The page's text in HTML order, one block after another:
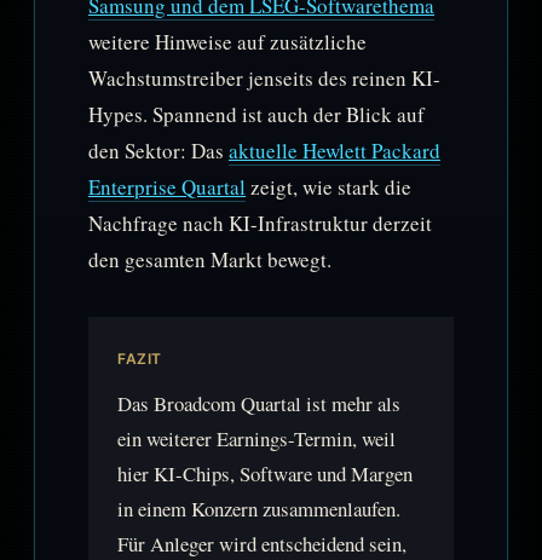
Samsung und dem LSEG-Softwarethema
weitere Hinweise auf zusätzliche
Wachstumstreiber jenseits des reinen KI-
Hypes. Spannend ist auch der Blick auf
den Sektor: Das aktuelle Hewlett Packard
Enterprise Quartal zeigt, wie stark die
Nachfrage nach KI-Infrastruktur derzeit
den gesamten Markt bewegt.
FAZIT
Das Broadcom Quartal ist mehr als
ein weiterer Earnings-Termin, weil
hier KI-Chips, Software und Margen
in einem Konzern zusammenlaufen.
Für Anleger wird entscheidend sein,